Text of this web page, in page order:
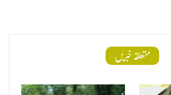
متعلقہ خبریں